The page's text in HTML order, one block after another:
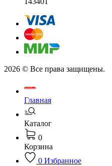
2026 © Все права защищены.
Главная
Каталог
0
Корзина
0 Избранное